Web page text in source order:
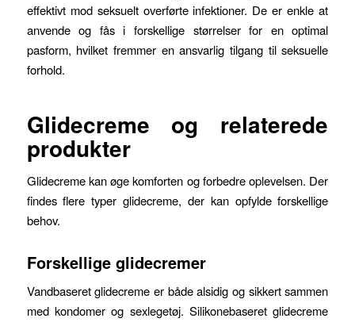
effektivt mod seksuelt overførte infektioner. De er enkle at
anvende og fås i forskellige størrelser for en optimal
pasform, hvilket fremmer en ansvarlig tilgang til seksuelle
forhold.
Glidecreme og relaterede
produkter
Glidecreme kan øge komforten og forbedre oplevelsen. Der
findes flere typer glidecreme, der kan opfylde forskellige
behov.
Forskellige glidecremer
Vandbaseret glidecreme er både alsidig og sikkert sammen
med kondomer og sexlegetøj. Silikonebaseret glidecreme